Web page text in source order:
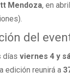
Mendoza, en
del
díasviernes 4 y
edición reunirá a